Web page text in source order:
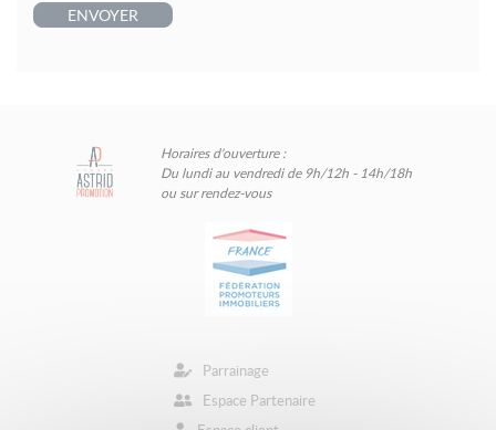
ENVOYER
Horaires d'ouverture :
Du lundi au vendredi de 9h/12h - 14h/18h
ou sur rendez-vous
Parrainage
Espace Partenaire